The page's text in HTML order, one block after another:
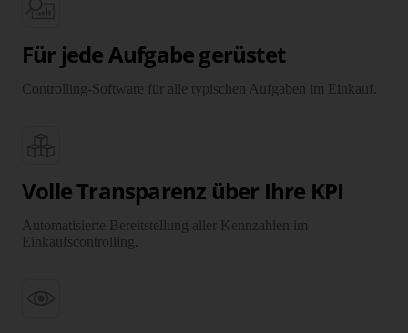
Für jede Aufgabe gerüstet
Controlling-Software für alle typischen Aufgaben im Einkauf.
Volle Transparenz über Ihre KPI
Automatisierte Bereitstellung aller Kennzahlen im
Einkaufscontrolling.